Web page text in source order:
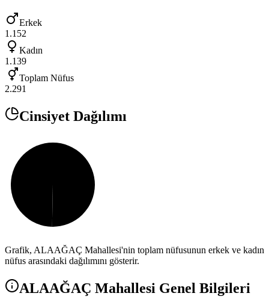
Erkek
1.152
Kadın
1.139
Toplam Nüfus
2.291
Cinsiyet Dağılımı
Grafik, ALAAĞAÇ Mahallesi'nin toplam nüfusunun erkek ve kadın
nüfus arasındaki dağılımını gösterir.
ALAAĞAÇ Mahallesi Genel Bilgileri